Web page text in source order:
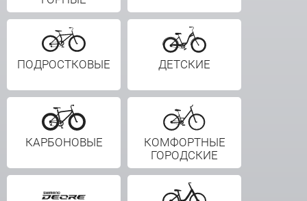
ПОДРОСТКОВЫЕ ДЕТСКИЕ
КАРБОНОВЫЕ
КОМФОРТНЫЕ
ГОРОДСКИЕ